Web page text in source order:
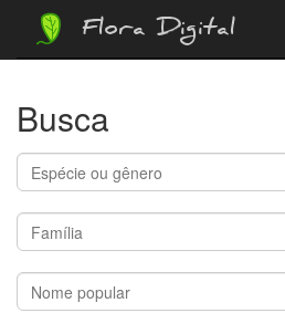
Flora Digital
Busca